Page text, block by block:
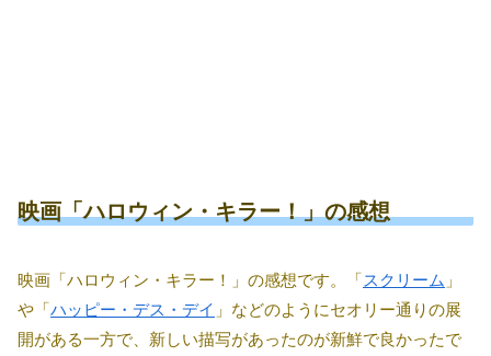
映画「ハロウィン・キラー！」の感想
映画「ハロウィン・キラー！」の感想です。「スクリーム 」
や「ハッピー・デス・デイ 」などのようにセオリー通りの展
開がある一方で、新しい描写があったのが新鮮で良かったで